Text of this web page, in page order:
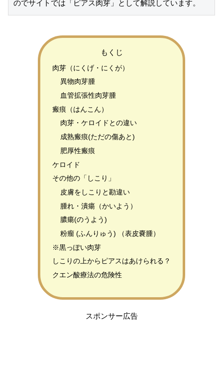
のでサイトでは「ピアス肉芽」として解説しています。
もくじ
肉芽（にくげ・にくが）
異物肉芽腫
血管拡張性肉芽腫
瘢痕（はんこん）
肉芽・ケロイドとの違い
成熟瘢痕(ただの傷あと)
肥厚性瘢痕
ケロイド
その他の「しこり」
皮膚をしこりと勘違い
腫れ・潰瘍（かいよう）
膿瘍(のうよう)
粉瘤 (ふんりゅう) （表皮嚢腫）
※黒っぽい肉芽
しこりの上からピアスはあけられる？
クエン酸療法の危険性
スポンサー広告